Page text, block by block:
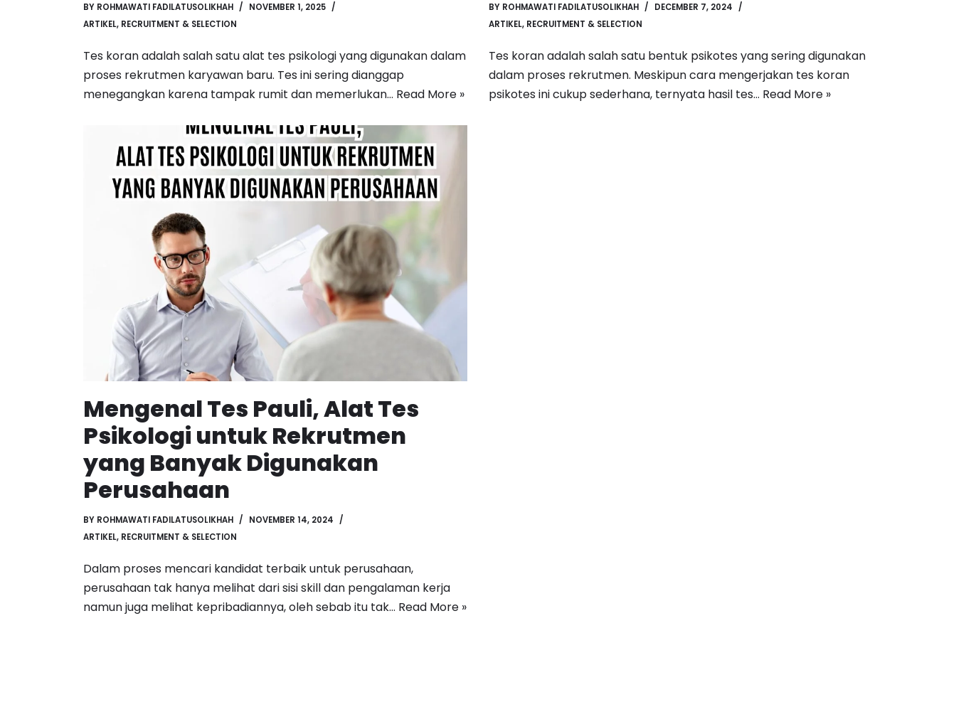
BY ROHMAWATI FADILATUSOLIKHAH
NOVEMBER 1, 2025
ARTIKEL, RECRUITMENT & SELECTION
Tes koran adalah salah satu alat tes psikologi yang digunakan dalam
proses rekrutmen karyawan baru. Tes ini sering dianggap
menegangkan karena tampak rumit dan memerlukan… Read More »
BY ROHMAWATI FADILATUSOLIKHAH
DECEMBER 7, 2024
ARTIKEL, RECRUITMENT & SELECTION
Tes koran adalah salah satu bentuk psikotes yang sering digunakan
dalam proses rekrutmen. Meskipun cara mengerjakan tes koran
psikotes ini cukup sederhana, ternyata hasil tes… Read More »
Mengenal Tes Pauli, Alat Tes
Psikologi untuk Rekrutmen
yang Banyak Digunakan
Perusahaan
BY ROHMAWATI FADILATUSOLIKHAH
NOVEMBER 14, 2024
ARTIKEL, RECRUITMENT & SELECTION
Dalam proses mencari kandidat terbaik untuk perusahaan,
perusahaan tak hanya melihat dari sisi skill dan pengalaman kerja
namun juga melihat kepribadiannya, oleh sebab itu tak… Read More »